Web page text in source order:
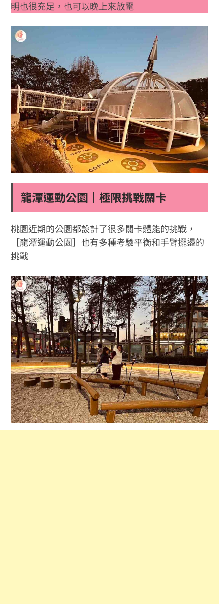
明也很充足，也可以晚上來放電
龍潭運動公園｜極限挑戰關卡
桃園近期的公園都設計了很多關卡體能的挑戰，
［龍潭運動公園］也有多種考驗平衡和手臂擺盪的
挑戰